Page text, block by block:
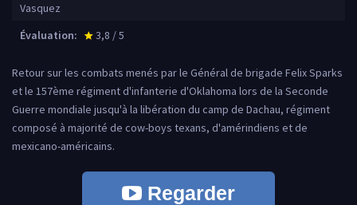
Vasquez
Évaluation:
star_rate
3,8 / 5
Retour sur les combats menés par le Général de brigade Felix Sparks
et le 157ème régiment d'infanterie d'Oklahoma lors de la Seconde
Guerre mondiale jusqu'à la libération du camp de Dachau, régiment
composé à majorité de cow-boys texans, d'amérindiens et de
mexicano-américains.
Regarder